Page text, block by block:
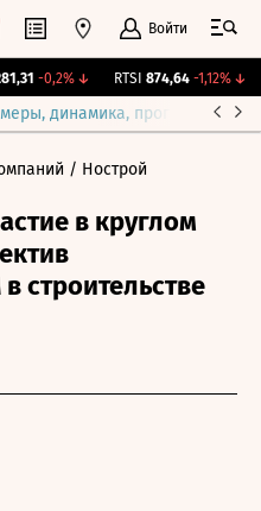
Войти
-0,2%↓ RTSI 874,64 -1,12%↓
динамика, прогнозы
/ Нострой
в круглом
строительстве